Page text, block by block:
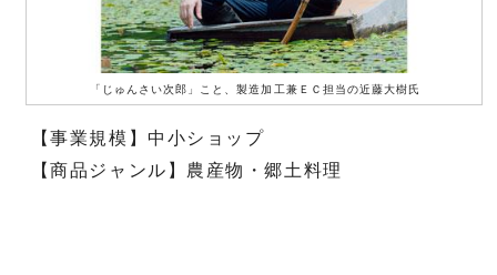
「じゅんさい次郎」こと、製造加工兼ＥＣ担当の近藤大樹氏
【事業規模】中小ショップ
【商品ジャンル】農産物・郷土料理